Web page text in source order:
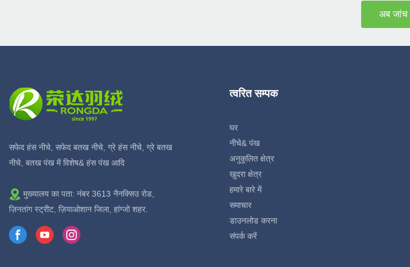
अब
सफेद हंस नीचे, सफेद बतख नीचे, ग्रे हंस नीचे, ग्रे बतख
नीचे, बतख पंख में विशेष& हंस पंख आदि
मुख्यालय का पता: नंबर 3613 नैनक्सिउ रोड,
ज़िनतांग स्ट्रीट, ज़ियाओशान जिला, हांग्जो शहर.
त्वरित सम्पक
घर
नीचे& पंख
अनुकूलित क्षेत्र
खुदरा क्षेत्र
हमारे बारे में
समाचार
डाउनलोड करना
संपर्क करें